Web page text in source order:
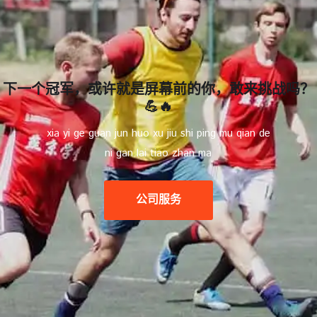
下一个冠军，或许就是屏幕前的你，敢来挑战吗？
💪🔥
xia yi ge guan jun huo xu jiu shi ping mu qian de
ni gan lai tiao zhan ma
公司服务